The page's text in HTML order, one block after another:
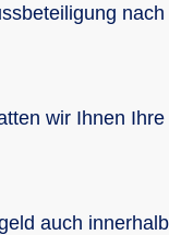
wir Ihnen
auch